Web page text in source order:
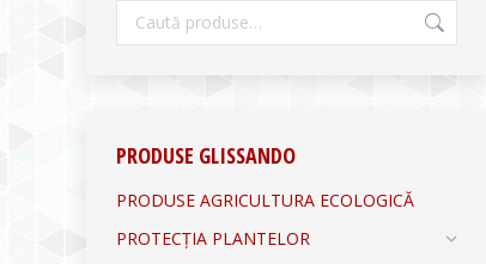
PRODUSE GLISSANDO
PRODUSE AGRICULTURA ECOLOGICĂ
PROTECȚIA PLANTELOR